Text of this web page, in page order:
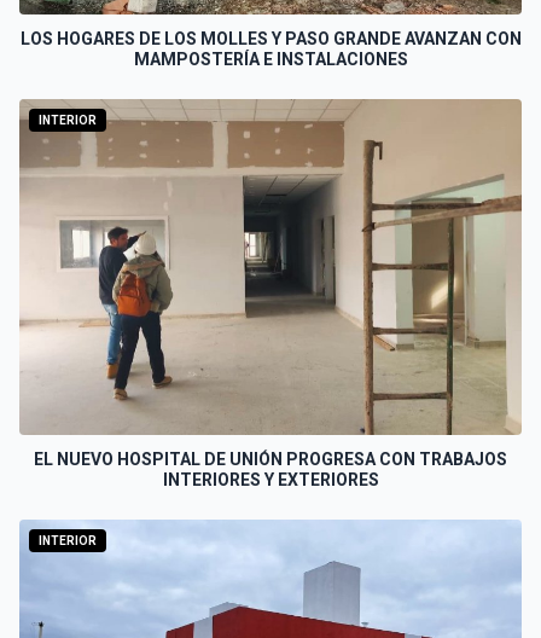
LOS HOGARES DE LOS MOLLES Y PASO GRANDE AVANZAN CON
MAMPOSTERÍA E INSTALACIONES
INTERIOR
EL NUEVO HOSPITAL DE UNIÓN PROGRESA CON TRABAJOS
INTERIORES Y EXTERIORES
INTERIOR